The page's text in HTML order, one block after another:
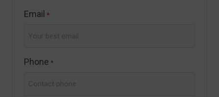
Email *
Phone *